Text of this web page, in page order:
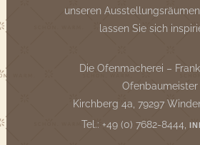
unseren
lassen Sie sich
Die Ofenmacherei –
Ofenbaumeister
Kirchberg 4a, 79297
Tel.: +49 (0) 7682-8444,